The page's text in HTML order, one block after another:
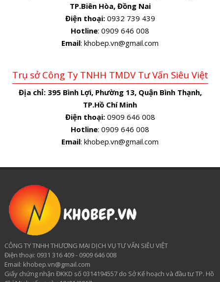
TP.Biên Hòa, Đồng Nai
Điện thoại:0932 739 439
Hotline: 0909 646 008
Email: khobep.vn@gmail.com
Trụ sở Công Ty TNHH TMDV Tư Vấn Siêu Việt
Địa chỉ: 395 Bình Lợi, Phường 13, Quận Bình Thạnh,
TP.Hồ Chí Minh
Điện thoại:0909 646 008
Hotline: 0909 646 008
Email: khobep.vn@gmail.com
CÔNG TY TNHH THƯƠNG MẠI DỊCH VỤ TƯ VẤN SIÊU VIỆT
​Điện thoại: 0931 316 409 - 0909 646 008
Email: khobep.vn@gmail.com
Giấy chứng nhận ĐKKD số 0314194557 do Sở Kế hoạch và đầu tư TP. Hồ